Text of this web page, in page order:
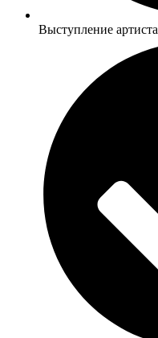
Выступление артиста